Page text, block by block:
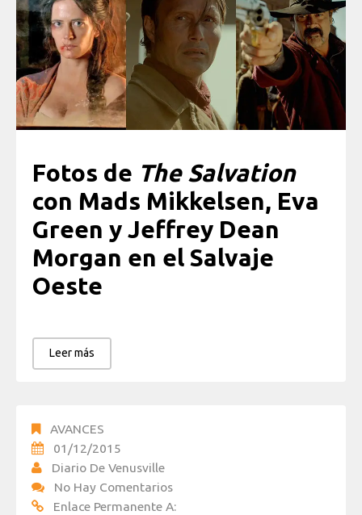
Fotos de The Salvation
con Mads Mikkelsen, Eva
Green y Jeffrey Dean
Morgan en el Salvaje
Oeste
Leer más
AVANCES
01/12/2015
Diario De Venusville
No Hay Comentarios
Enlace Permanente A: